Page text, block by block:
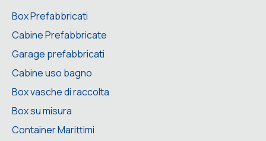
Box Prefabbricati
Cabine Prefabbricate
Garage prefabbricati
Cabine uso bagno
Box vasche di raccolta
Box su misura
Container Marittimi